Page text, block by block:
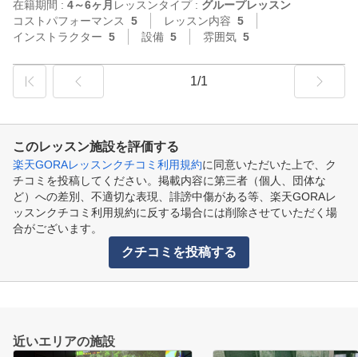
在籍期間 : 4～6ヶ月 レッスンタイプ : グループレッスン
コストパフォーマンス
5 レッスン内容 5
インストラクター 5 設備 5 雰囲気 5
1/1
このレッスン施設を評価する
楽天GORAレッスンクチコミ利用規約に同意いただいた上で、ク
チコミを投稿してください。掲載内容に第三者（個人、団体な
ど）への差別、不適切な表現、誹謗中傷がある等、楽天GORAレ
ッスンクチコミ利用規約に反する場合には削除させていただく場
合がございます。
クチコミを投稿する
近いエリアの施設